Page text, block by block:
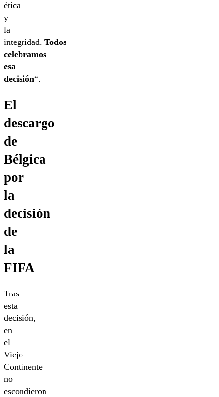
ética
y
la
integridad. Todos
celebramos
esa
decisión“.
El
descargo
de
Bélgica
por
la
decisión
de
la
FIFA
Tras
esta
decisión,
en
el
Viejo
Continente
no
escondieron